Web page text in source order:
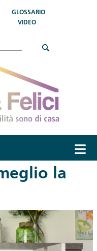
GLOSSARIO
VIDEO
menu
la